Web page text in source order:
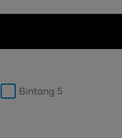
Bintang 5